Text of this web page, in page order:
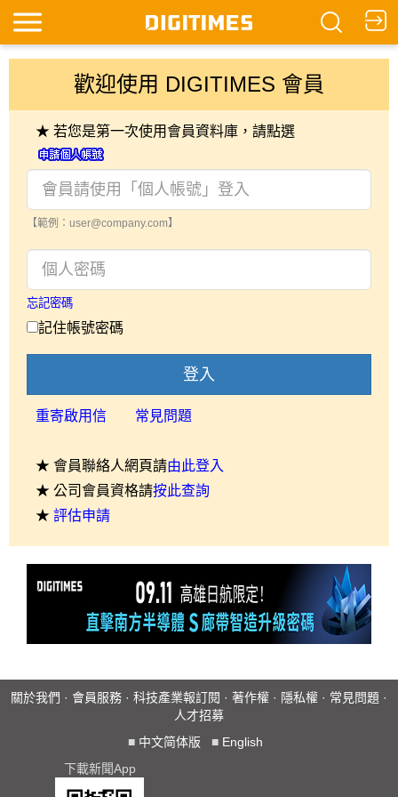
歡迎使用 DIGITIMES 會員
★ 若您是第一次使用會員資料庫，請點選
【範例：user@company.com】
忘記密碼
記住帳號密碼
登入
重寄啟用信 常見問題
★ 會員聯絡人網頁請由此登入
★ 公司會員資格請按此查詢
★ 評估申請
關於我們 · 會員服務 · 科技產業報訂閱 · 著作權 · 隱私權 · 常見問題 ·
人才招募
■ 中文简体版 ■ English
下載新聞App